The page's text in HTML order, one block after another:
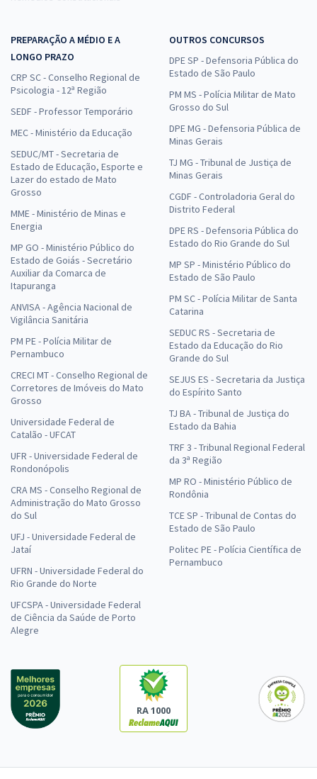
PREPARAÇÃO A MÉDIO E A
LONGO PRAZO
CRP SC - Conselho Regional de
Psicologia - 12ª Região
SEDF - Professor Temporário
MEC - Ministério da Educação
SEDUC/MT - Secretaria de
Estado de Educação, Esporte e
Lazer do estado de Mato
Grosso
MME - Ministério de Minas e
Energia
MP GO - Ministério Público do
Estado de Goiás - Secretário
Auxiliar da Comarca de
Itapuranga
ANVISA - Agência Nacional de
Vigilância Sanitária
PM PE - Polícia Militar de
Pernambuco
CRECI MT - Conselho Regional de
Corretores de Imóveis do Mato
Grosso
Universidade Federal de
Catalão - UFCAT
UFR - Universidade Federal de
Rondonópolis
CRA MS - Conselho Regional de
Administração do Mato Grosso
do Sul
UFJ - Universidade Federal de
Jataí
UFRN - Universidade Federal do
Rio Grande do Norte
UFCSPA - Universidade Federal
de Ciência da Saúde de Porto
Alegre
OUTROS CONCURSOS
DPE SP - Defensoria Pública do
Estado de São Paulo
PM MS - Polícia Militar de Mato
Grosso do Sul
DPE MG - Defensoria Pública de
Minas Gerais
TJ MG - Tribunal de Justiça de
Minas Gerais
CGDF - Controladoria Geral do
Distrito Federal
DPE RS - Defensoria Pública do
Estado do Rio Grande do Sul
MP SP - Ministério Público do
Estado de São Paulo
PM SC - Polícia Militar de Santa
Catarina
SEDUC RS - Secretaria de
Estado da Educação do Rio
Grande do Sul
SEJUS ES - Secretaria da Justiça
do Espírito Santo
TJ BA - Tribunal de Justiça do
Estado da Bahia
TRF 3 - Tribunal Regional Federal
da 3ª Região
MP RO - Ministério Público de
Rondônia
TCE SP - Tribunal de Contas do
Estado de São Paulo
Politec PE - Polícia Científica de
Pernambuco
RA 1000